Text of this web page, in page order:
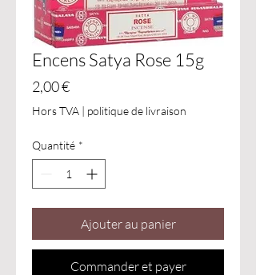
Encens Satya Rose 15g
2,00 €Prix
Hors TVA | politique de livraison
Quantité *
Ajouter au panier
Commander et payer